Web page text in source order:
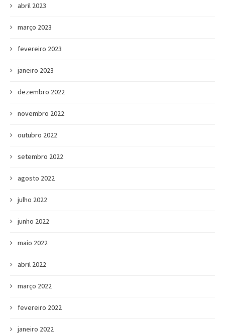
abril 2023
março 2023
fevereiro 2023
janeiro 2023
dezembro 2022
novembro 2022
outubro 2022
setembro 2022
agosto 2022
julho 2022
junho 2022
maio 2022
abril 2022
março 2022
fevereiro 2022
janeiro 2022